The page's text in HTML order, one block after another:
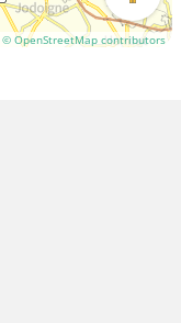
© OpenStreetMap contributors